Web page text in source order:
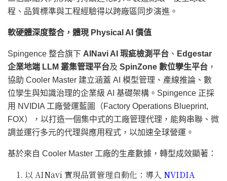
程、品質標準與工程經驗得以跨廠區同步演進。
軟硬體深度整合，體現 Physical AI 價值
Spingence 整合旗下 AINavi AI 瑕疵檢測平台 、 Edgestar
企業地端 LLM 叢集管理平台及 SpinZone 數位孿生平台 ，
協助 Cooler Master 建立涵蓋 AI 模型管理、產線推論、數
位孿生與知識治理的企業級 AI 基礎架構。Spingence 正採
用 NVIDIA 工廠營運藍圖（Factory Operations Blueprint,
FOX），以打造一個集中式的工廠管理代理，能夠串聯、微
調並運行多元的代理與應用程式，以加速全球營運。
基於來自 Cooler Master 工廠的生產數據，轉型成效顯著：
以 AINavi 實現品質管理自動化：導入 NVIDIA